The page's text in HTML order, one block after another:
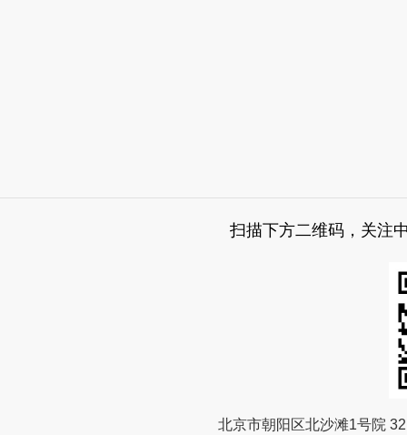
扫描下方二维码，关注
北京市朝阳区北沙滩1号院